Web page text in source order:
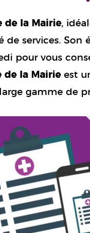
de la Mairie,
de services.
pour vous
de la Mairie est
gamme de